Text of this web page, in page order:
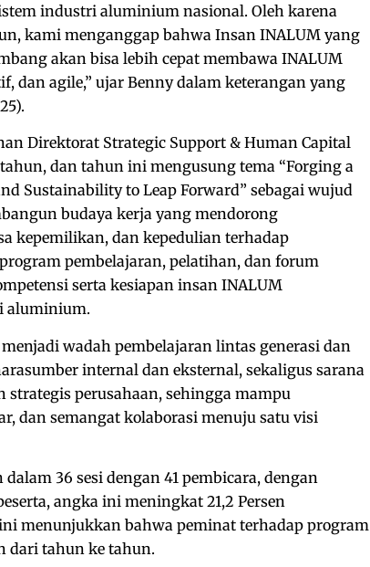
industri aluminium nasional. Oleh karena
kami menganggap bahwa Insan INALUM yang
akan bisa lebih cepat membawa INALUM
dan agile,” ujar Benny dalam keterangan yang
Direktorat Strategic Support & Human Capital
dan tahun ini mengusung tema “Forging a
Sustainability to Leap Forward” sebagai wujud
budaya kerja yang mendorong
kepemilikan, dan kepedulian terhadap
pembelajaran, pelatihan, dan forum
serta kesiapan insan INALUM
aluminium.
wadah pembelajaran lintas generasi dan
internal dan eksternal, sekaligus sarana
strategis perusahaan, sehingga mampu
dan semangat kolaborasi menuju satu visi
36 sesi dengan 41 pembicara, dengan
angka ini meningkat 21,2 Persen
menunjukkan bahwa peminat terhadap program
dari tahun ke tahun.